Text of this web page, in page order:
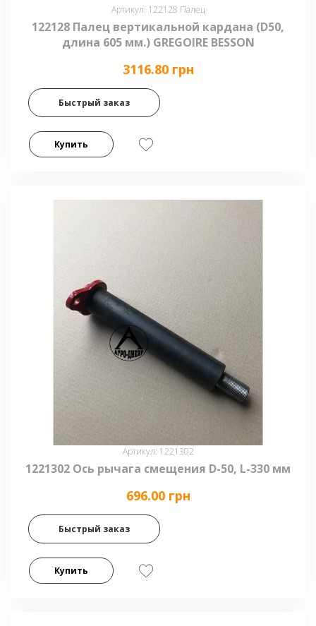
Артикул: 122128 Палец
122128 Палец вертикальной кардана (D50,
длина 605 мм.) GREGOIRE BESSON
3116.80 грн
Быстрый заказ
Купить
Артикул: 1221302
1221302 Ось рычага смещения D-50, L-330 мм
696.00 грн
Быстрый заказ
Купить